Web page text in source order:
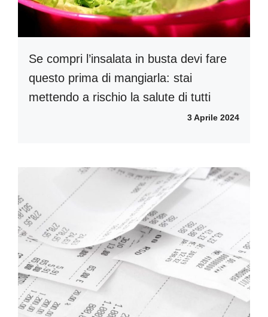
Se compri l’insalata in busta devi fare
questo prima di mangiarla: stai
mettendo a rischio la salute di tutti
3 Aprile 2024